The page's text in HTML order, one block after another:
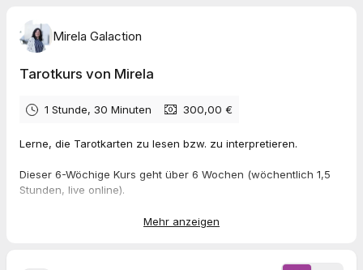
Mirela Galaction
Tarotkurs von Mirela
1 Stunde, 30 Minuten 300,00 €
Lerne, die Tarotkarten zu lesen bzw. zu interpretieren.
Dieser 6-Wöchige Kurs geht über 6 Wochen (wöchentlich 1,5
Stunden, live online).
Mehr anzeigen